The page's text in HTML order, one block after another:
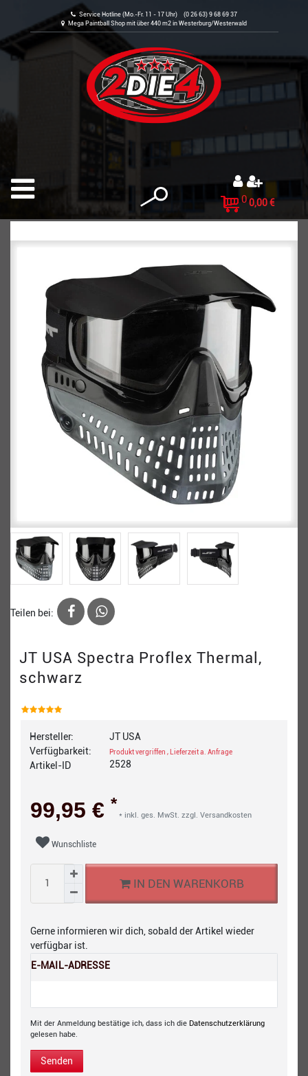
Service Hotline (Mo.-Fr. 11 - 17 Uhr) (0 26 63) 9 68 69 37
Mega Paintball Shop mit über 440 m2 in Westerburg/Westerwald
0 0,00 €
Teilen bei:
JT USA Spectra Proflex Thermal,
schwarz
Hersteller:
Verfügbarkeit:
Artikel-ID
JT USA
Produkt vergriffen , Lieferzeit a. Anfrage
2528
99,95 € *
* inkl. ges. MwSt. zzgl. Versandkosten
Wunschliste
IN DEN WARENKORB
Gerne informieren wir dich, sobald der Artikel wieder
verfügbar ist.
E-MAIL-ADRESSE
Mit der Anmeldung bestätige ich, dass ich die Daten­schutz­erklärung
gelesen habe.
Senden